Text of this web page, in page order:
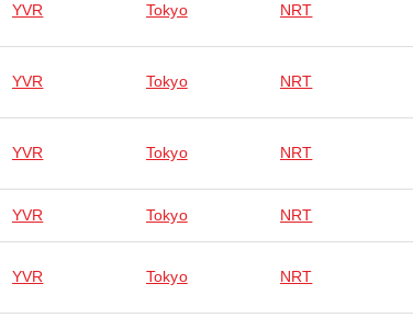
YVR Tokyo NRT
YVR Tokyo NRT
YVR Tokyo NRT
YVR Tokyo NRT
YVR Tokyo NRT